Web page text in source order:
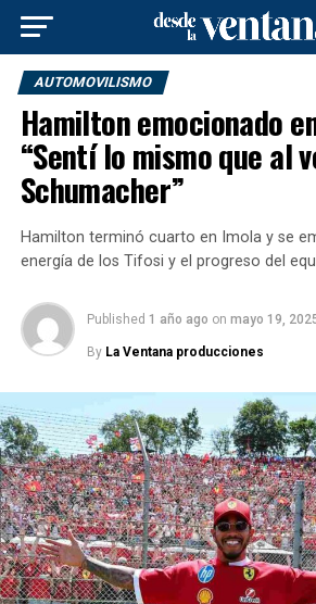
AUTOMOVILISMO
Hamilton emocionado
“Sentí lo mismo que al
Schumacher”
Hamilton terminó cuarto en Imola y se
energía de los Tifosi y el progreso del
Published 1 año ago on mayo 19,
By La Ventana producciones